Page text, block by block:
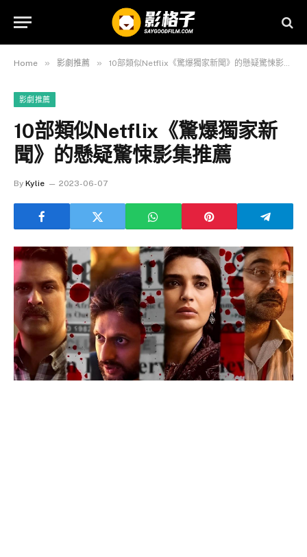
Home » 影劇推薦 » 10部類似Netflix《驚爆獨家新聞》的懸疑驚悚影集推薦
影劇推薦
10部類似Netflix《驚爆獨家新
聞》的懸疑驚悚影集推薦
By Kylie 2023-06-07